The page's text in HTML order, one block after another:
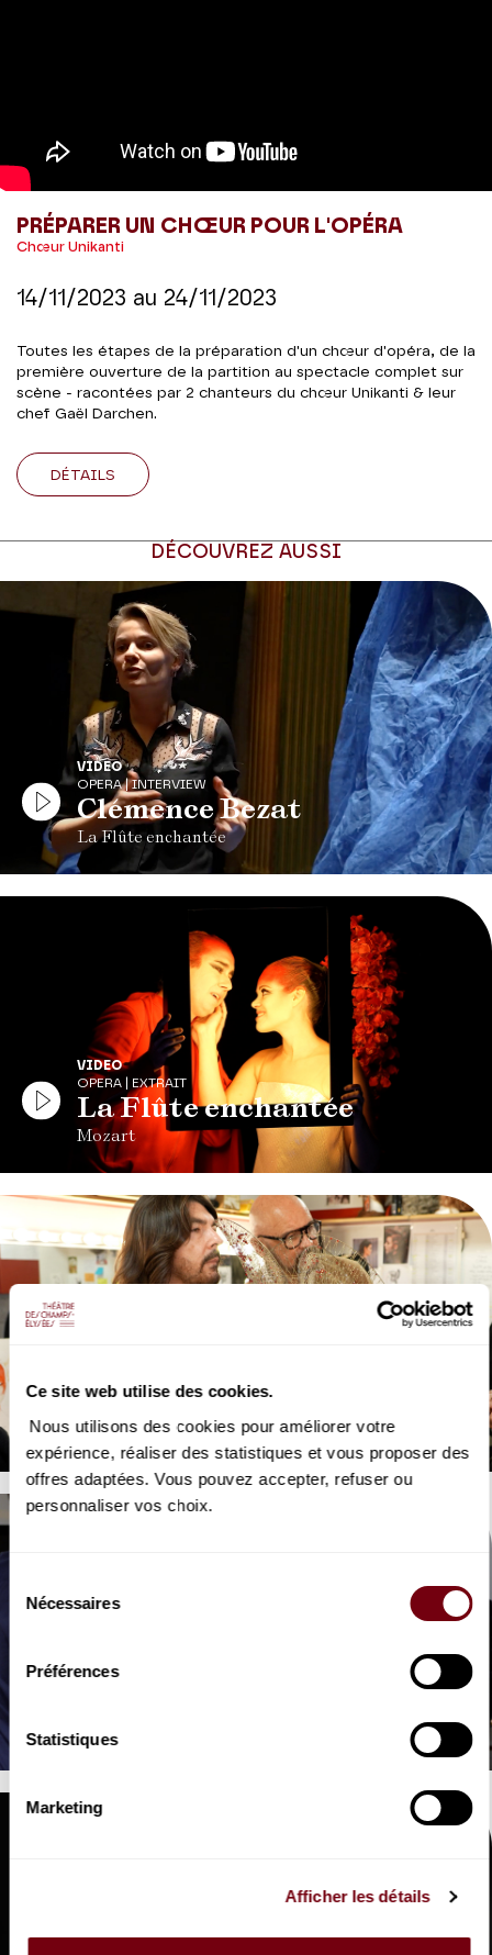
Ce site web utilise des cookies.
Nous utilisons des cookies pour améliorer votre
expérience, réaliser des statistiques et vous proposer des
offres adaptées. Vous pouvez accepter, refuser ou
personnaliser vos choix.
Nécessaires
Préférences
Statistiques
Marketing
Afficher les détails
PRÉPARER UN CHŒUR POUR L'OPÉRA
Chœur Unikanti
14/11/2023 au 24/11/2023
Toutes les étapes de la préparation d'un chœur d'opéra, de la
première ouverture de la partition au spectacle complet sur
scène - racontées par 2 chanteurs du chœur Unikanti & leur
chef Gaël Darchen.
DÉTAILS
DÉCOUVREZ AUSSI
VIDEO
OPERA | INTERVIEW
Clémence Bezat
La Flûte enchantée
VIDEO
OPERA | EXTRAIT
La Flûte enchantée
Mozart
Martinez
Essayages costumes de La Flûte enchantée
OPERA | INTERVIEW
La Flûte enchantée